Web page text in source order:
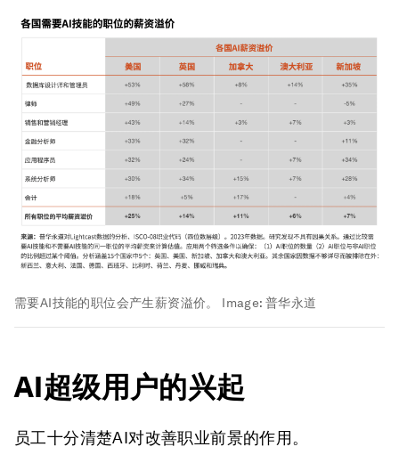
需要AI技能的职位会产生薪资溢价。 Image:普华永道
AI超级用户的兴起
员工十分清楚AI对改善职业前景的作用。